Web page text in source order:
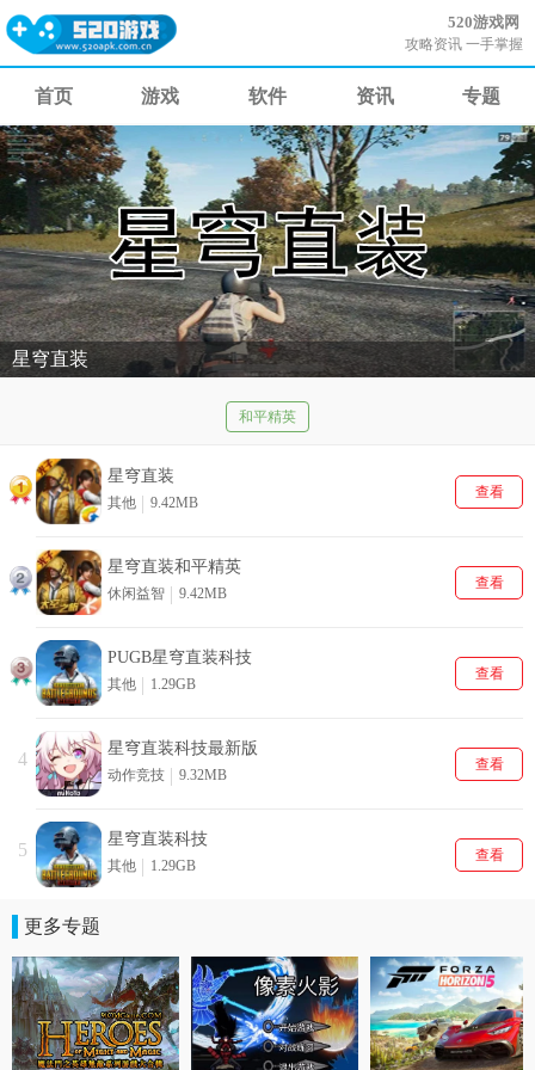
520游戏网
攻略资讯 一手掌握
首页 游戏 软件 资讯 专题
星穹直装
和平精英
星穹直装
其他 9.42MB
查看
星穹直装和平精英
休闲益智 9.42MB
查看
PUGB星穹直装科技
其他 1.29GB
查看
4
星穹直装科技最新版
动作竞技 9.32MB
查看
5
星穹直装科技
其他 1.29GB
查看
更多专题